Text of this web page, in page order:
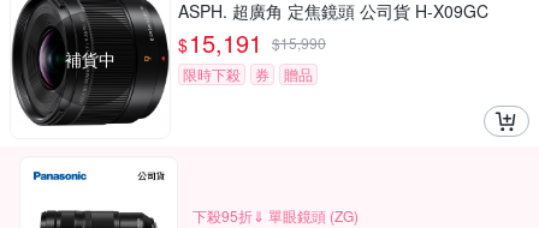
補貨中
ASPH. 超廣角 定焦鏡頭 公司貨 H-X09GC
$15,191 $15,990
限時下殺
券 贈品
下殺95折⇓ 單眼鏡頭 (ZG)